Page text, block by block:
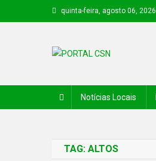
quinta-feira, agosto 06, 2026
Notícias Locais
TAG: ALTOS